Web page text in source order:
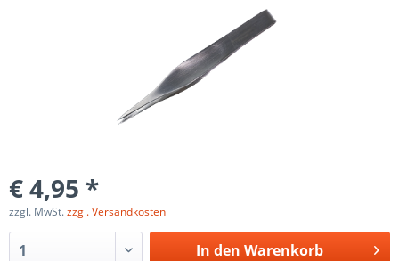
€ 4,95 *
zzgl. MwSt.zzgl. Versandkosten
In den Warenkorb